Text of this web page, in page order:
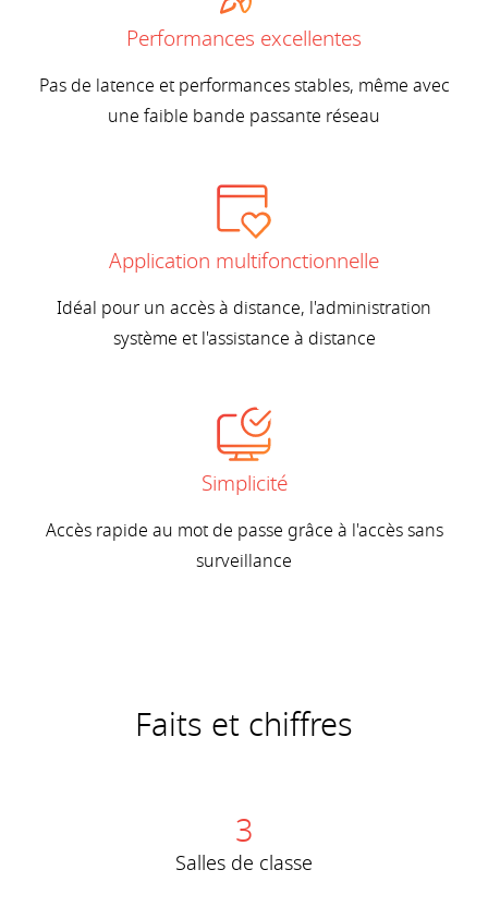
Performances excellentes
Pas de latence et performances stables, même avec
une faible bande passante réseau
Application multifonctionnelle
Idéal pour un accès à distance, l'administration
système et l'assistance à distance
Simplicité
Accès rapide au mot de passe grâce à l'accès sans
surveillance
Faits et chiffres
3
Salles de classe